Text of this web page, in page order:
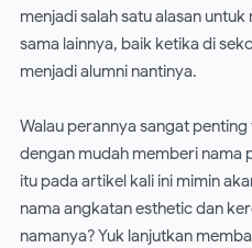
menjadi salah satu alasan
sama lainnya, baik ketika di
menjadi alumni nantinya.
Walau perannya sangat
dengan mudah memberi nama
itu pada artikel kali ini mimin
nama angkatan esthetic dan
namanya? Yuk lanjutkan